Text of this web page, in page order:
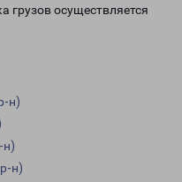
грузов осуществляется
н)
н)
н)